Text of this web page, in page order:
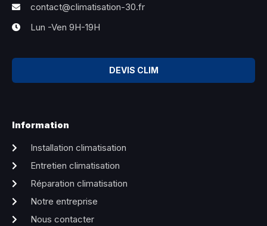
contact@climatisation-30.fr
Lun -Ven 9H-19H
DEVIS CLIM
Information
Installation climatisation
Entretien climatisation
Réparation climatisation
Notre entreprise
Nous contacter